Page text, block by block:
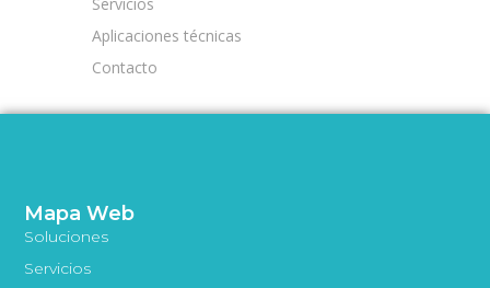
Aplicaciones técnicas
Contacto
Mapa Web
Soluciones
Servicios